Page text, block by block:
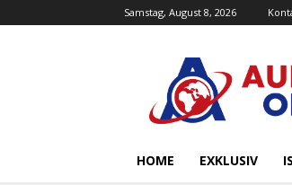
Samstag, August 8, 2026
HOME EXKLUSIV